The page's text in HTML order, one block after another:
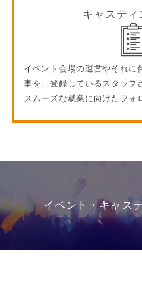
キャスティ
イベント会場の運営やそれに
事を、登録しているスタッフ
スムーズな就業に向けたフォ
イベント・キャス